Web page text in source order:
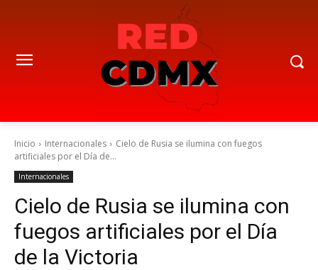
Inicio Internacionales
Cielo de Rusia se ilumina con fuegos
artificiales por el Día de...
Internacionales
Cielo de Rusia se ilumina con
fuegos artificiales por el Día
de la Victoria